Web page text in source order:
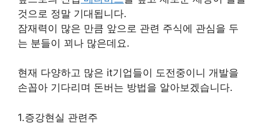
것으로 정말 기대됩니다.
잠재력이 많은 만큼 앞으로 관련 주식에 관심을 두
는 분들이 꾀나 많은데요.
현재 다양하고 많은 it기업들이 도전중이니 개발을
손꼽아 기다리며 돈버는 방법을 알아보겠습니다.
1.증강현실 관련주